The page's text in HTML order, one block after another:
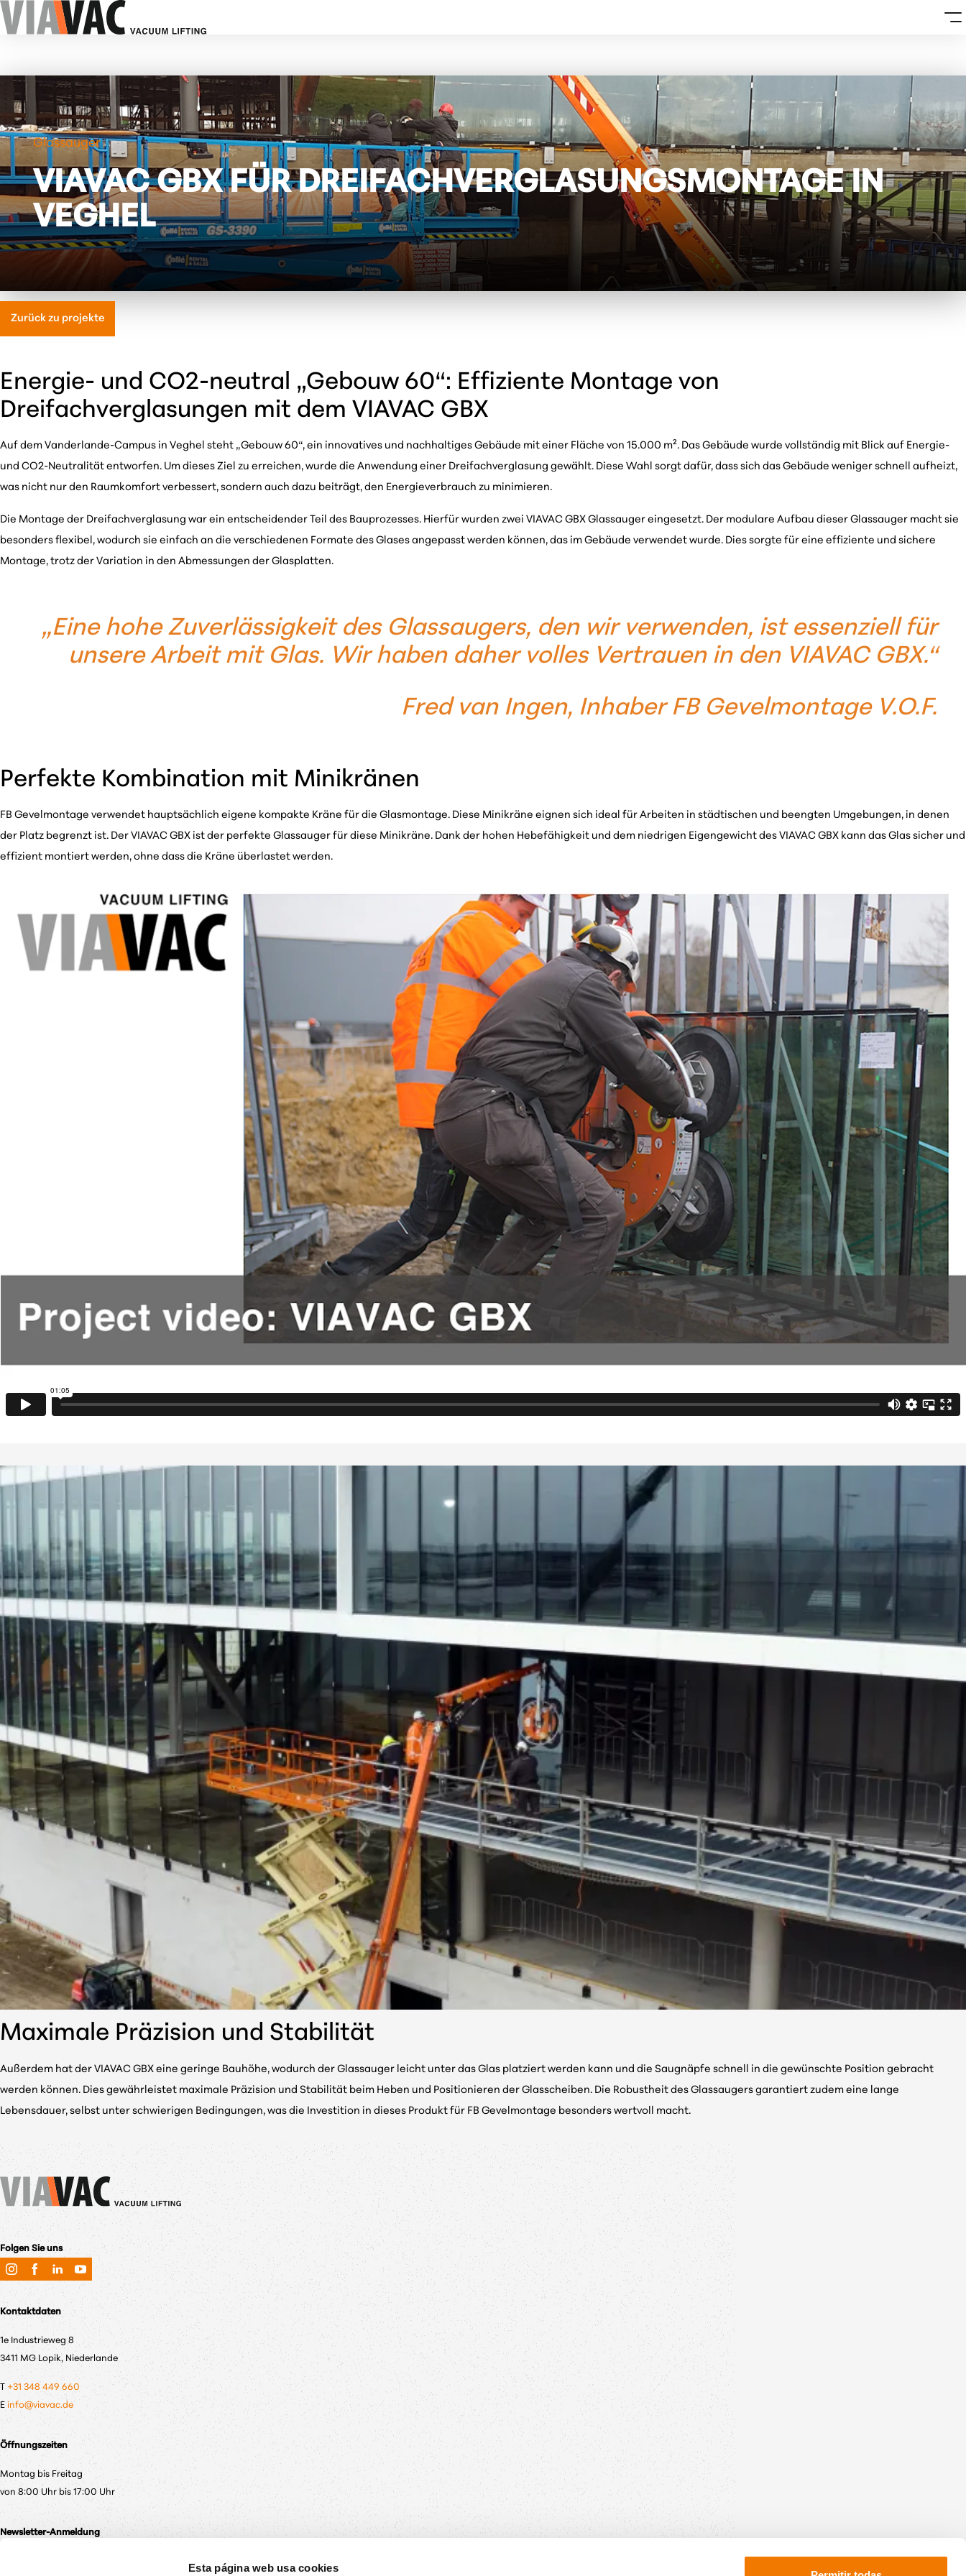
Esta página web usa cookies
Glassauger
VIAVAC GBX FÜR DREIFACHVERGLASUNGSMONTAGE IN
VEGHEL
Zurück zu projekte
Energie- und CO2-neutral „Gebouw 60“: Effiziente Montage von
Dreifachverglasungen mit dem VIAVAC GBX
Auf dem Vanderlande-Campus in Veghel steht „Gebouw 60“, ein innovatives und nachhaltiges Gebäude mit einer Fläche von 15.000 m². Das Gebäude wurde vollständig mit Blick auf Energie-
und CO2-Neutralität entworfen. Um dieses Ziel zu erreichen, wurde die Anwendung einer Dreifachverglasung gewählt. Diese Wahl sorgt dafür, dass sich das Gebäude weniger schnell aufheizt,
was nicht nur den Raumkomfort verbessert, sondern auch dazu beiträgt, den Energieverbrauch zu minimieren.
Die Montage der Dreifachverglasung war ein entscheidender Teil des Bauprozesses. Hierfür wurden zwei VIAVAC GBX Glassauger eingesetzt. Der modulare Aufbau dieser Glassauger macht sie
besonders flexibel, wodurch sie einfach an die verschiedenen Formate des Glases angepasst werden können, das im Gebäude verwendet wurde. Dies sorgte für eine effiziente und sichere
Montage, trotz der Variation in den Abmessungen der Glasplatten.
„Eine hohe Zuverlässigkeit des Glassaugers, den wir verwenden, ist essenziell für
unsere Arbeit mit Glas. Wir haben daher volles Vertrauen in den VIAVAC GBX.“
Fred van Ingen, Inhaber FB Gevelmontage V.O.F.
Perfekte Kombination mit Minikränen
FB Gevelmontage verwendet hauptsächlich eigene kompakte Kräne für die Glasmontage. Diese Minikräne eignen sich ideal für Arbeiten in städtischen und beengten Umgebungen, in denen
der Platz begrenzt ist. Der VIAVAC GBX ist der perfekte Glassauger für diese Minikräne. Dank der hohen Hebefähigkeit und dem niedrigen Eigengewicht des VIAVAC GBX kann das Glas sicher und
effizient montiert werden, ohne dass die Kräne überlastet werden.
Maximale Präzision und Stabilität
Außerdem hat der VIAVAC GBX eine geringe Bauhöhe, wodurch der Glassauger leicht unter das Glas platziert werden kann und die Saugnäpfe schnell in die gewünschte Position gebracht
werden können. Dies gewährleistet maximale Präzision und Stabilität beim Heben und Positionieren der Glasscheiben. Die Robustheit des Glassaugers garantiert zudem eine lange
Lebensdauer, selbst unter schwierigen Bedingungen, was die Investition in dieses Produkt für FB Gevelmontage besonders wertvoll macht.
Folgen Sie uns
Kontaktdaten
1e Industrieweg 8
3411 MG Lopik, Niederlande
+31 348 449 660
E info@viavac.de
Öffnungszeiten
Montag bis Freitag
von 8:00 Uhr bis 17:00 Uhr
Newsletter-Anmeldung
Abonnieren Sie unseren Newsletter, damit Sie immer als Erster über die neuesten Entwicklungen und Angebote informiert sind!